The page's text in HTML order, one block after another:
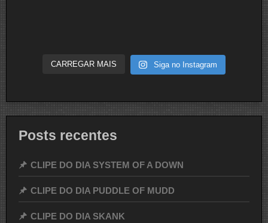
CARREGAR MAIS Siga no Instagram
Posts recentes
CLIPE DO DIA SYSTEM OF A DOWN
CLIPE DO DIA PUDDLE OF MUDD
CLIPE DO DIA SKANK